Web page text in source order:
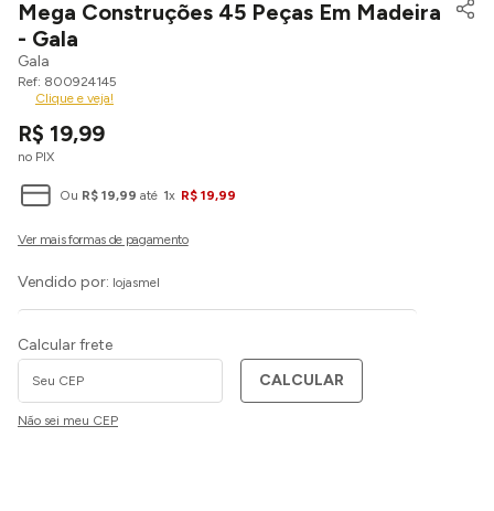
Mega Construções 45 Peças Em Madeira
- Gala
Gala
800924145
Clique e veja!
R$ 19,99
no PIX
Ou R$ 19,99 até 1x R$ 19,99
Vendido por: lojasmel
Calcular frete
CALCULAR
Não sei meu CEP